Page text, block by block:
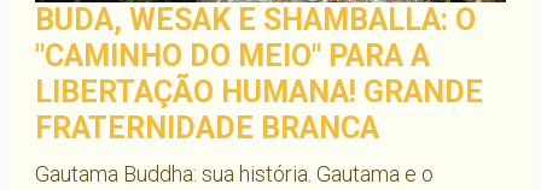
BUDA, WESAK E SHAMBALLA: O
"CAMINHO DO MEIO" PARA A
LIBERTAÇÃO HUMANA! GRANDE
FRATERNIDADE BRANCA
Gautama Buddha: sua história. Gautama e o